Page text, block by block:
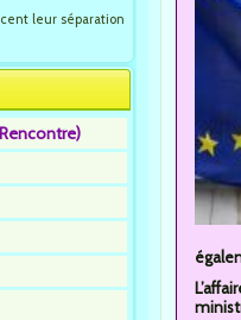
leur séparation